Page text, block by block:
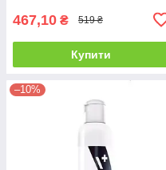
467,10 ₴ 519 ₴
Купити
–10%